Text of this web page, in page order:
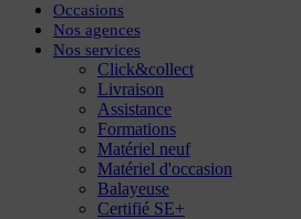
Occasions
Nos agences
Nos services
Click&collect
Livraison
Assistance
Formations
Matériel neuf
Matériel d'occasion
Balayeuse
Certifié SE+